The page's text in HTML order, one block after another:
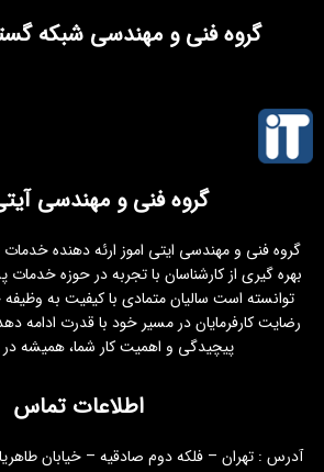
گروه فنی و مهندسی شبکه
گروه فنی و مهندسی
بهره گیری از کارشناسان با تجربه در حوزه خدمات
توانسته است سالیان متمادی با کیفیت به
رضایت کارفرمایان در مسیر خود با قدرت ادامه
پیچیدگی و اهمیت کار شما، همیشه
اطلاعات تماس
آدرس : تهران – فلکه دوم صادقیه – خیابان طاهریان – پلاک